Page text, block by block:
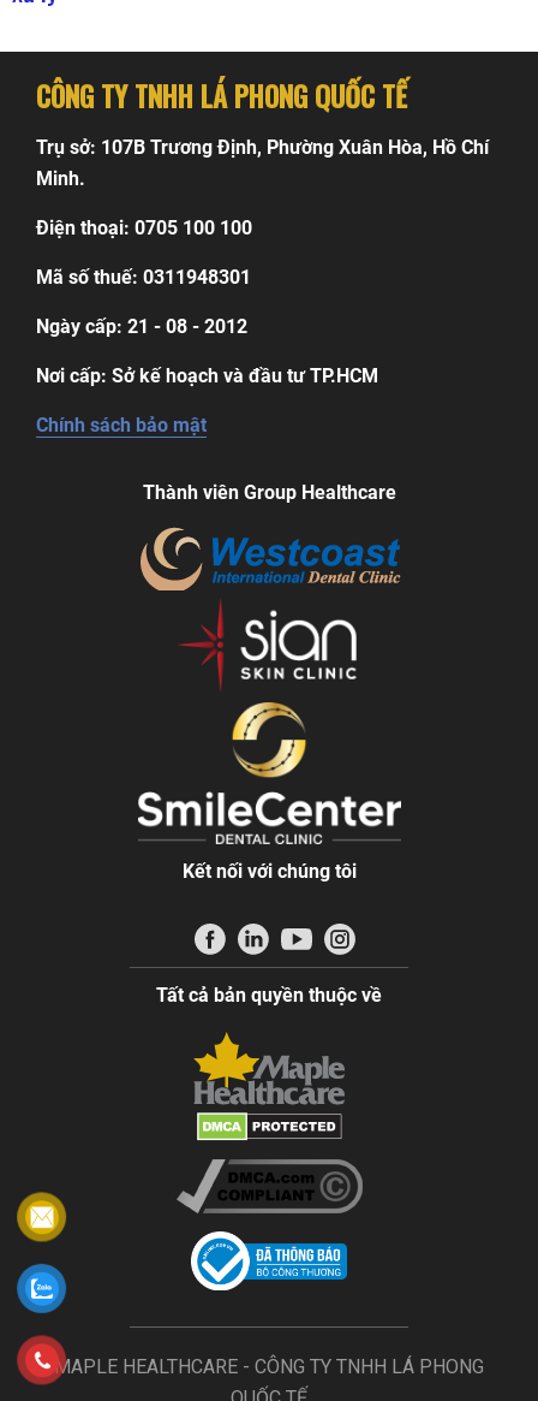
CÔNG TY TNHH LÁ PHONG QUỐC TẾ
Trụ sở: 107B Trương Định, Phường Xuân Hòa, Hồ Chí
Minh.
Điện thoại: 0705 100 100
Mã số thuế: 0311948301
Ngày cấp: 21 - 08 - 2012
Nơi cấp: Sở kế hoạch và đầu tư TP.HCM
Chính sách bảo mật
Thành viên Group Healthcare
Kết nối với chúng tôi
Tất cả bản quyền thuộc về
MAPLE HEALTHCARE - CÔNG TY TNHH LÁ PHONG